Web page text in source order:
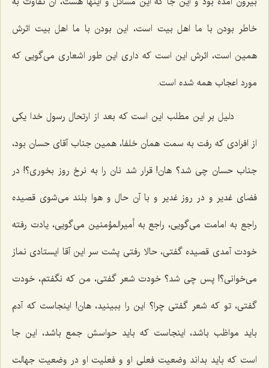
خاطر بودن با ما اهل بیت است، این بودن با ما اهل بیت اثرش
همین است، اثرش این است كه داری این طور اشعاری می‌گویی كه
مورد اعجاب همه شده است.
دلیل بر این مطلب این است كه بعد از ارتحال رسول خدا یكی
از افرادی كه رفت به سمت همان خلفا، همین جناب آقای حسان بود،
جناب حسان چی شد؟ هان! قرار شد نان را به نرخ روز بخوری؟! در
فضای غدیر و در روز غدیر و با آن حال و هوا بلند می‌شوی قصیده
راجع به امامت می‌گویی، راجع به أمیرالمؤمنین می‌گویی، یادت رفته
خودت آمدی قصیده گفتی، حالا رفتی پشت سر این آقا ایستادی نماز
می‌خوانی؟! پس چی شد؟ خودت شعر گفتی، من كه نگفتم، خودت
گفتی، تو كه شعر گفتی چرا؟ این را ببینید، هان! اینجاست كه آدم
باید مواظب باشد، اینجاست كه باید حواسش جمع باشد، این جا
است كه باید بداند وضعیت فعلی او و فعلیت او در وضعیت جهالت